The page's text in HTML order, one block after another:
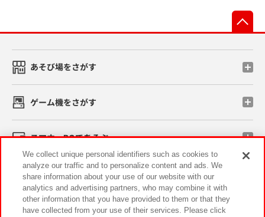
あそび場をさがす
ゲーム機をさがす
スマホ・PCであそぶ
イベント・キャンペーン
We collect unique personal identifiers such as cookies to
analyze our traffic and to personalize content and ads. We
share information about your use of our website with our
analytics and advertising partners, who may combine it with
other information that you have provided to them or that they
have collected from your use of their services. Please click